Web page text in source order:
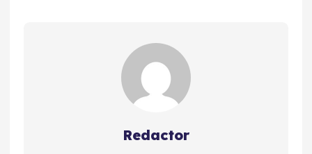
Redactor